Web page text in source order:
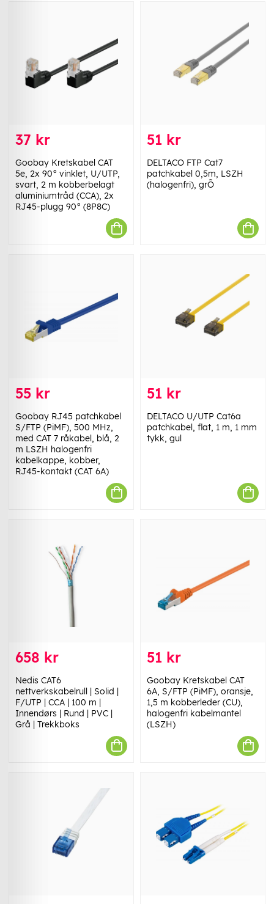
37 kr
Goobay Kretskabel CAT
5e, 2x 90° vinklet, U/UTP,
svart, 2 m kobberbelagt
aluminiumtråd (CCA), 2x
RJ45-plugg 90° (8P8C)
51 kr
DELTACO FTP Cat7
patchkabel 0,5m, LSZH
(halogenfri), grÕ
55 kr
Goobay RJ45 patchkabel
S/FTP (PiMF), 500 MHz,
med CAT 7 råkabel, blå, 2
m LSZH halogenfri
kabelkappe, kobber,
RJ45-kontakt (CAT 6A)
51 kr
DELTACO U/UTP Cat6a
patchkabel, flat, 1 m, 1 mm
tykk, gul
658 kr
Nedis CAT6
nettverkskabelrull | Solid |
F/UTP | CCA | 100 m |
Innendørs | Rund | PVC |
Grå | Trekkboks
51 kr
Goobay Kretskabel CAT
6A, S/FTP (PiMF), oransje,
1,5 m kobberleder (CU),
halogenfri kabelmantel
(LSZH)